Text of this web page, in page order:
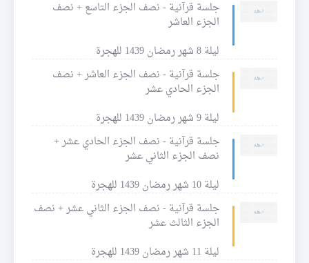
جلسة قرآنية - نصف الجزء التاسع + نصف
الجزء العاشر
ليلة 8 شهر رمضان 1439 للهجرة
جلسة قرآنية - نصف الجزء العاشر + نصف
الجزء الحادي عشر
ليلة 9 شهر رمضان 1439 للهجرة
جلسة قرآنية - نصف الجزء الحادي عشر +
نصف الجزء الثاني عشر
ليلة 10 شهر رمضان 1439 للهجرة
جلسة قرآنية - نصف الجزء الثاني عشر + نصف
الجزء الثالث عشر
ليلة 11 شهر رمضان 1439 للهجرة